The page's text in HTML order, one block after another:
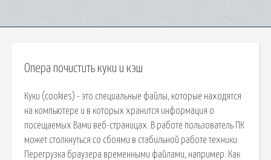
Опера почистить куки и кэш
Куки (cookies) - это специальные файлы, которые находятся
на компьютере и в которых хранится информация о
посещаемых Вами веб-страницах. В работе пользователь ПК
может столкнуться со сбоями в стабильной работе техники.
Перегрузка браузера временными файлами, например. Как